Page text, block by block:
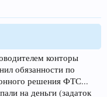
конторы
обязанности по
решения ФТС...
на деньги (задаток